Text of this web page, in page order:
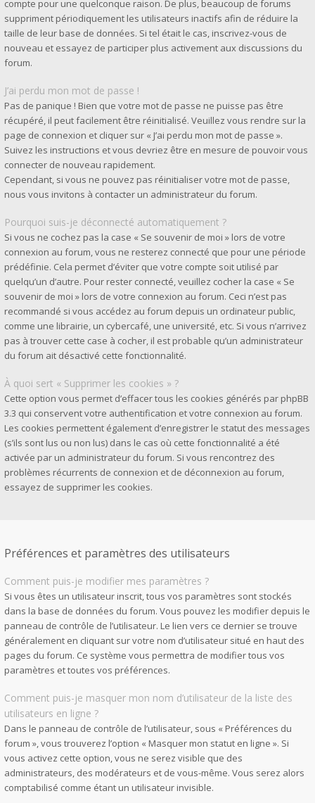
compte pour une quelconque raison. De plus, beaucoup de forums
suppriment périodiquement les utilisateurs inactifs afin de réduire la
taille de leur base de données. Si tel était le cas, inscrivez-vous de
nouveau et essayez de participer plus activement aux discussions du
forum.
J’ai perdu mon mot de passe !
Pas de panique ! Bien que votre mot de passe ne puisse pas être
récupéré, il peut facilement être réinitialisé. Veuillez vous rendre sur la
page de connexion et cliquer sur « J’ai perdu mon mot de passe ».
Suivez les instructions et vous devriez être en mesure de pouvoir vous
connecter de nouveau rapidement.
Cependant, si vous ne pouvez pas réinitialiser votre mot de passe,
nous vous invitons à contacter un administrateur du forum.
Pourquoi suis-je déconnecté automatiquement ?
Si vous ne cochez pas la case « Se souvenir de moi » lors de votre
connexion au forum, vous ne resterez connecté que pour une période
prédéfinie. Cela permet d’éviter que votre compte soit utilisé par
quelqu’un d’autre. Pour rester connecté, veuillez cocher la case « Se
souvenir de moi » lors de votre connexion au forum. Ceci n’est pas
recommandé si vous accédez au forum depuis un ordinateur public,
comme une librairie, un cybercafé, une université, etc. Si vous n’arrivez
pas à trouver cette case à cocher, il est probable qu’un administrateur
du forum ait désactivé cette fonctionnalité.
À quoi sert « Supprimer les cookies » ?
Cette option vous permet d’effacer tous les cookies générés par phpBB
3.3 qui conservent votre authentification et votre connexion au forum.
Les cookies permettent également d’enregistrer le statut des messages
(s’ils sont lus ou non lus) dans le cas où cette fonctionnalité a été
activée par un administrateur du forum. Si vous rencontrez des
problèmes récurrents de connexion et de déconnexion au forum,
essayez de supprimer les cookies.
Préférences et paramètres des utilisateurs
Comment puis-je modifier mes paramètres ?
Si vous êtes un utilisateur inscrit, tous vos paramètres sont stockés
dans la base de données du forum. Vous pouvez les modifier depuis le
panneau de contrôle de l’utilisateur. Le lien vers ce dernier se trouve
généralement en cliquant sur votre nom d’utilisateur situé en haut des
pages du forum. Ce système vous permettra de modifier tous vos
paramètres et toutes vos préférences.
Comment puis-je masquer mon nom d’utilisateur de la liste des
utilisateurs en ligne ?
Dans le panneau de contrôle de l’utilisateur, sous « Préférences du
forum », vous trouverez l’option « Masquer mon statut en ligne ». Si
vous activez cette option, vous ne serez visible que des
administrateurs, des modérateurs et de vous-même. Vous serez alors
comptabilisé comme étant un utilisateur invisible.